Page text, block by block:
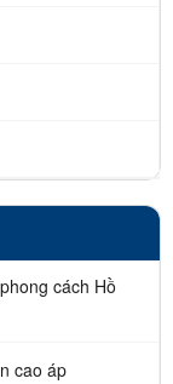
cách Hồ
cao áp